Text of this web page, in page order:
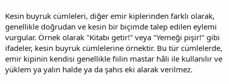
Kesin buyruk cümleleri, diğer emir kiplerinden farklı olarak,
genellikle doğrudan ve kesin bir biçimde talep edilen eylemi
vurgular. Örnek olarak "Kitabı getir!" veya "Yemeği pişir!" gibi
ifadeler, kesin buyruk cümlelerine örnektir. Bu tür cümlelerde,
emir kipinin kendisi genellikle fiilin mastar hâli ile kullanılır ve
yüklem ya yalın halde ya da şahıs eki alarak verilmez.